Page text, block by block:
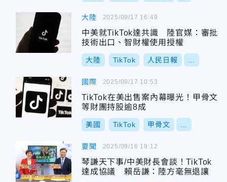
大陸
中美就TikTok達共識 陸官媒：審批
技術出口、智財權使用授權
大陸 TikTok 人民日報
2025/09/17 16:49
國際
TikTok在美出售案內幕曝光！甲骨文
等財團持股逾8成
美國 TikTok 甲骨文
2025/09/17 10:53
要聞
琴謙天下事/中美財長會談！TikTok
達成協議 賴岳謙：陸方毫無退讓
2025/09/16 19:12